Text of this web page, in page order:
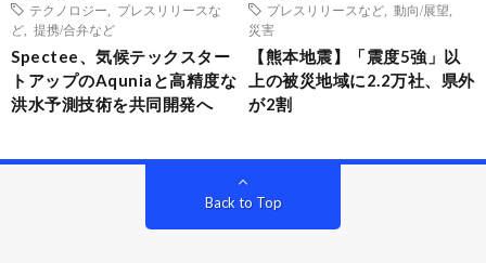
テクノロジー
プレスリリースな
ど
提携/合弁など
Spectee、気候テックスター
トアップのAquniaと高精度な
洪水予測技術を共同開発へ
プレスリリースなど
動向/展望
災害
【熊本地震】「震度5強」以
上の被災地域に2.2万社、県外
が2割
Back to Top